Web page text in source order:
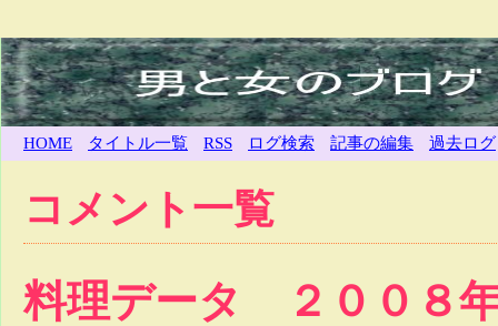
HOME タイトル一覧 RSS ログ検索 記事の編集 過去ログ
コメント一覧
料理データ ２００８